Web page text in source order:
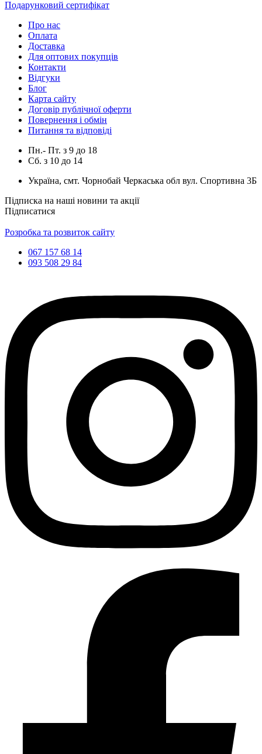
Подарунковий сертифікат
Про нас
Оплата
Доставка
Для оптових покупців
Контакти
Відгуки
Блог
Карта сайту
Договір публічної оферти
Повернення і обмін
Питання та відповіді
Пн.- Пт. з 9 до 18
Сб. з 10 до 14
Україна, смт. Чорнобай Черкаська обл вул. Спортивна 3Б
Підписка на наші новини та акції
Підписатися
Розробка та розвиток сайту
067 157 68 14
093 508 29 84